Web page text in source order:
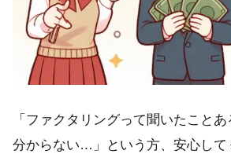
「ファクタリングって聞いたこと
分からない…」という方、安心して